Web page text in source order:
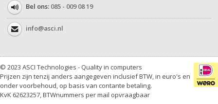
Bel ons: 085 - 009 08 19
info@asci.nl
© 2023 ASCI Technologies - Quality in computers
Prijzen zijn tenzij anders aangegeven inclusief BTW, in euro's en
onder voorbehoud, op basis van contante betaling.
KvK 62623257, BTWnummers per mail opvraagbaar